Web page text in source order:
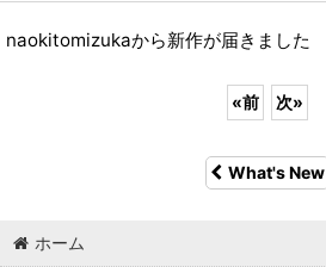
naokitomizukaから新作が届きました
«前 次»
What's New
ホーム